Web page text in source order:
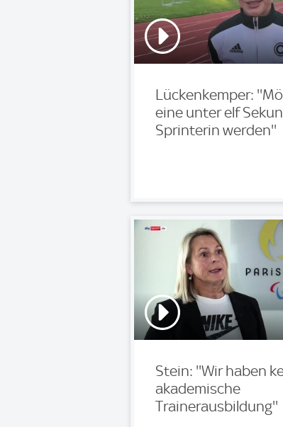
Lückenkemper:
eine unter elf
Sprinterin werden''
Stein: ''Wir haben
akademische
Trainerausbildung''